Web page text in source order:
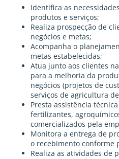
Identifica as
produtos e serviços;
Realiza prospecção de
negócios e metas;
Acompanha o
metas estabelecidas;
Atua junto aos clientes
para a melhoria da
negócios (projetos de
serviços de agricultura
Presta assistência
fertilizantes,
comercializados pela
Monitora a entrega de
o recebimento conforme
Realiza as atividades de